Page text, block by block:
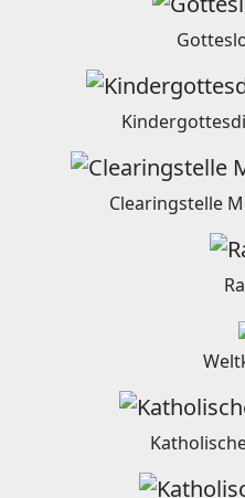
Clearingstelle